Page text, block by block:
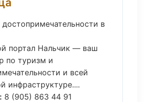
в
портал Нальчик — ваш
по туризм и
и всей
инфраструктуре....
8 (905) 863 44 91